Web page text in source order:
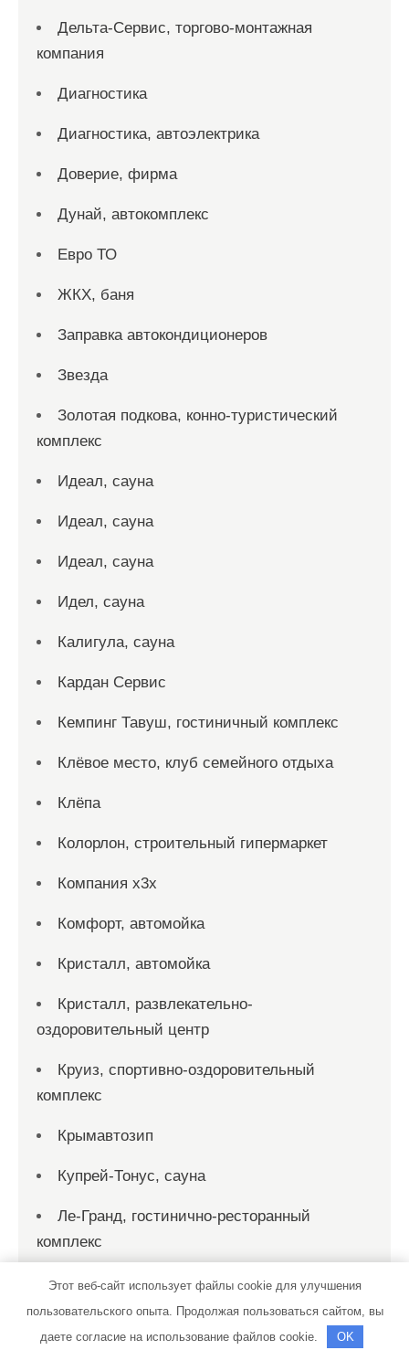
Дельта-Сервис, торгово-монтажная
компания
Диагностика
Диагностика, автоэлектрика
Доверие, фирма
Дунай, автокомплекс
Евро ТО
ЖКХ, баня
Заправка автокондиционеров
Звезда
Золотая подкова, конно-туристический
комплекс
Идеал, сауна
Идеал, сауна
Идеал, сауна
Идел, сауна
Калигула, сауна
Кардан Сервис
Кемпинг Тавуш, гостиничный комплекс
Клёвое место, клуб семейного отдыха
Клёпа
Колорлон, строительный гипермаркет
Компания x3x
Комфорт, автомойка
Кристалл, автомойка
Кристалл, развлекательно-
оздоровительный центр
Круиз, спортивно-оздоровительный
комплекс
Крымавтозип
Купрей-Тонус, сауна
Ле-Гранд, гостинично-ресторанный
комплекс
Лесная сказка, загородный комплекс
Этот веб-сайт использует файлы cookie для улучшения
пользовательского опыта. Продолжая пользоваться сайтом, вы
даете согласие на использование файлов cookie.
OK